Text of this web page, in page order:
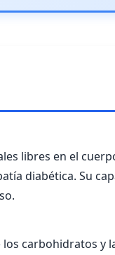
libres en el
diabética. Su
carbohidratos y